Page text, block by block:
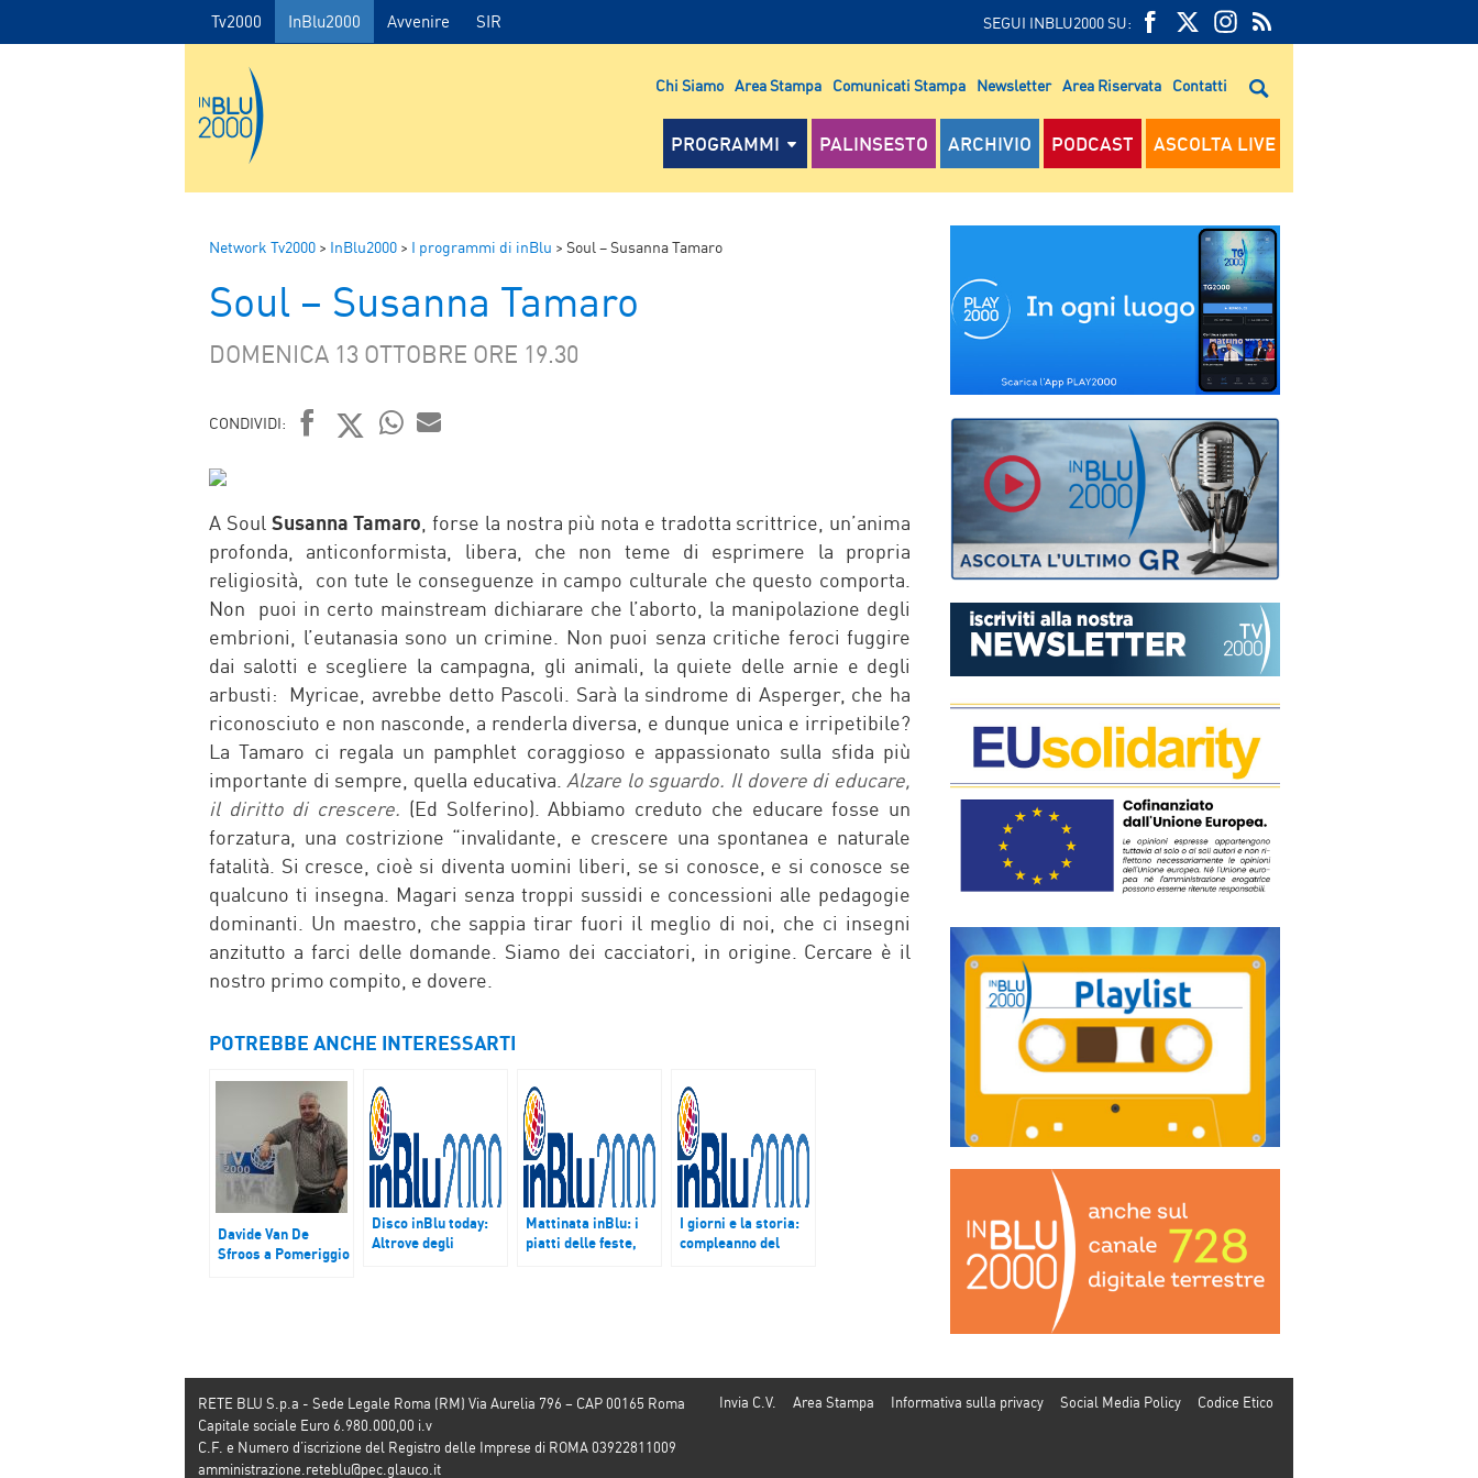
Tv2000 InBlu2000 Avvenire SIR SEGUI INBLU2000 SU:
FEED
RSS
RSS
Chi Siamo Area Stampa Comunicati Stampa Newsletter Area Riservata Contatti
PROGRAMMI PALINSESTO ARCHIVIO PODCAST ASCOLTA LIVE
Network Tv2000 > InBlu2000 > I programmi di inBlu > Soul – Susanna Tamaro
Soul – Susanna Tamaro
DOMENICA 13 OTTOBRE ORE 19.30
CONDIVIDI:
A Soul Susanna Tamaro , forse la nostra più nota e tradotta scrittrice, un’anima
profonda, anticonformista, libera, che non teme di esprimere la propria
religiosità, con tute le conseguenze in campo culturale che questo comporta.
Non puoi in certo mainstream dichiarare che l’aborto, la manipolazione degli
embrioni, l’eutanasia sono un crimine. Non puoi senza critiche feroci fuggire
dai salotti e scegliere la campagna, gli animali, la quiete delle arnie e degli
arbusti: Myricae, avrebbe detto Pascoli. Sarà la sindrome di Asperger, che ha
riconosciuto e non nasconde, a renderla diversa, e dunque unica e irripetibile?
La Tamaro ci regala un pamphlet coraggioso e appassionato sulla sfida più
importante di sempre, quella educativa. Alzare lo sguardo. Il dovere di educare,
il diritto di crescere. (Ed Solferino). Abbiamo creduto che educare fosse un
forzatura, una costrizione “invalidante, e crescere una spontanea e naturale
fatalità. Si cresce, cioè si diventa uomini liberi, se si conosce, e si conosce se
qualcuno ti insegna. Magari senza troppi sussidi e concessioni alle pedagogie
dominanti. Un maestro, che sappia tirar fuori il meglio di noi, che ci insegni
anzitutto a farci delle domande. Siamo dei cacciatori, in origine. Cercare è il
nostro primo compito, e dovere.
POTREBBE ANCHE INTERESSARTI
Davide Van De
Sfroos a Pomeriggio
Disco inBlu today:
Altrove degli
Mattinata inBlu: i
piatti delle feste,
I giorni e la storia:
compleanno del
Invia C.V. Area Stampa Informativa sulla privacy Social Media Policy Codice Etico
RETE BLU S.p.a - Sede Legale Roma (RM) Via Aurelia 796 – CAP 00165 Roma
Capitale sociale Euro 6.980.000,00 i.v
C.F. e Numero d’iscrizione del Registro delle Imprese di ROMA 03922811009
amministrazione.reteblu@pec.glauco.it